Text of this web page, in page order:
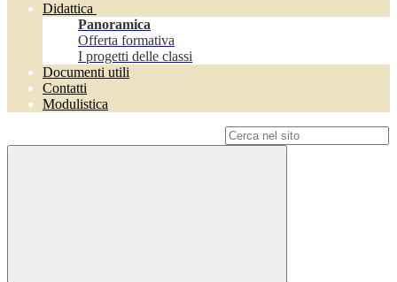
Didattica
Panoramica
Offerta formativa
I progetti delle classi
Documenti utili
Contatti
Modulistica